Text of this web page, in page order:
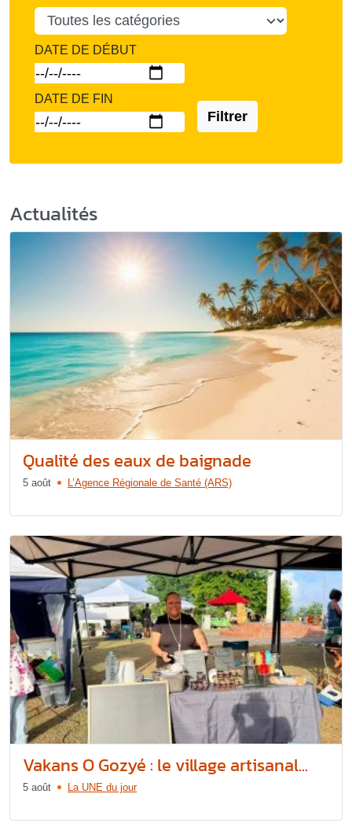
DATE DE DÉBUT
DATE DE FIN
Filtrer
Actualités
Qualité des eaux de baignade
5 août L’Agence Régionale de Santé (ARS)
Vakans O Gozyé : le village artisanal...
5 août La UNE du jour